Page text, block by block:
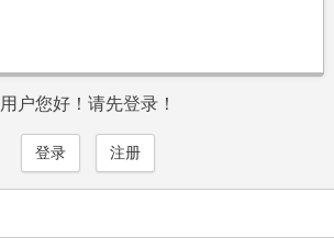
用户您好！请先登录！
登录 注册